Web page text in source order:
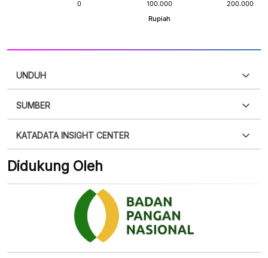
UNDUH
XLS
SUMBER
punya akun?Silakan Daftar sekarang
KATADATA INSIGHT CENTER
Hubungi sekarang »
Didukung Oleh